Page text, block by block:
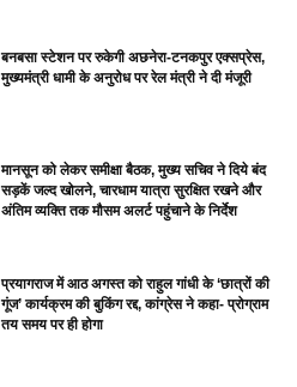
बनबसा स्टेशन पर रुकेगी अछनेरा-टनकपुर एक्सप्रेस,
मुख्यमंत्री धामी के अनुरोध पर रेल मंत्री ने दी मंजूरी
मानसून को लेकर समीक्षा बैठक, मुख्य सचिव ने दिये बंद
सड़कें जल्द खोलने, चारधाम यात्रा सुरक्षित रखने और
अंतिम व्यक्ति तक मौसम अलर्ट पहुंचाने के निर्देश
प्रयागराज में आठ अगस्त को राहुल गांधी के ‘छात्रों की
गूंज’ कार्यक्रम की बुकिंग रद्द, कांग्रेस ने कहा- प्रोग्राम
तय समय पर ही होगा